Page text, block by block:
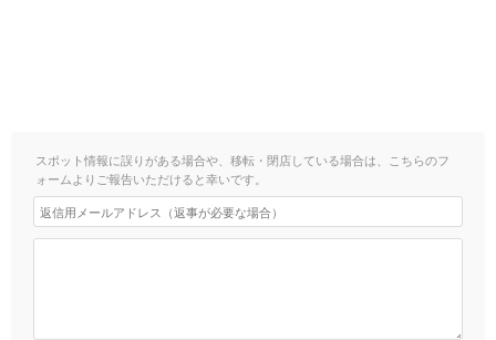
スポット情報に誤りがある場合や、移転・閉店している場合は、こちらのフ
ォームよりご報告いただけると幸いです。